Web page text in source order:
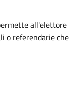
all'elettore
o referendarie che